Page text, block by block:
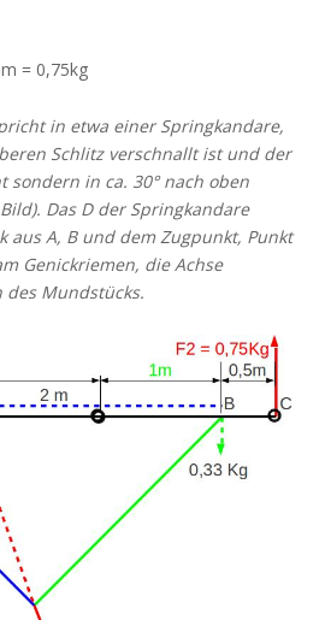
= 0,75kg
in etwa einer Springkandare,
Schlitz verschnallt ist und der
sondern in ca. 30° nach oben
Das D der Springkandare
aus A, B und dem Zugpunkt, Punkt
Genickriemen, die Achse
Mundstücks.